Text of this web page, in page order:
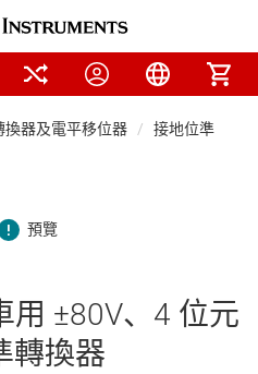
換器及電平移位器 接地位準轉換
用 ±80V、4 位元
轉換器